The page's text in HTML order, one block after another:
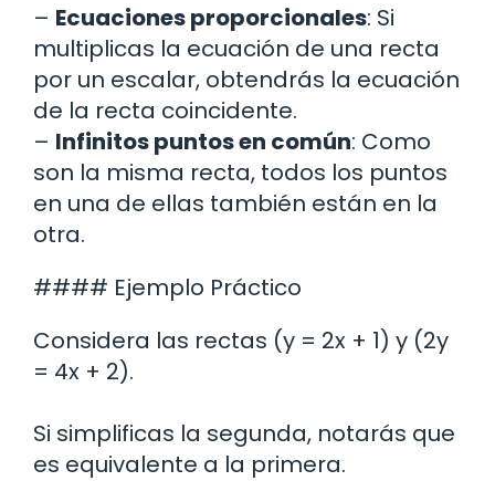
– Ecuaciones proporcionales: Si
multiplicas la ecuación de una recta
por un escalar, obtendrás la ecuación
de la recta coincidente.
– Infinitos puntos en común: Como
son la misma recta, todos los puntos
en una de ellas también están en la
otra.
#### Ejemplo Práctico
Considera las rectas (y = 2x + 1) y (2y
= 4x + 2).
Si simplificas la segunda, notarás que
es equivalente a la primera.